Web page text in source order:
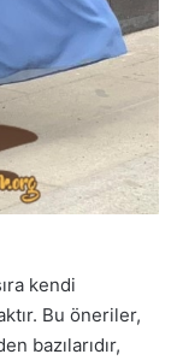
kendi
Bu öneriler,
bazılarıdır,